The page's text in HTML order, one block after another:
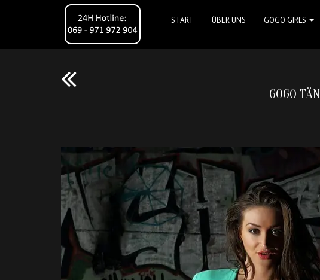
START ÜBER UNS GOGO GIRLS
GOGO